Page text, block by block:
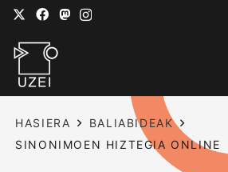
HASIERA
BALIABIDEAK
SINONIMOEN HIZTEGIA ONLINE